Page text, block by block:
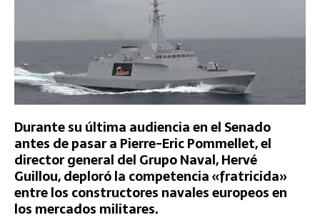
Durante su última audiencia en el Senado
antes de pasar a Pierre-Eric Pommellet, el
director general del Grupo Naval, Hervé
Guillou, deploró la competencia «fratricida»
entre los constructores navales europeos en
los mercados militares.